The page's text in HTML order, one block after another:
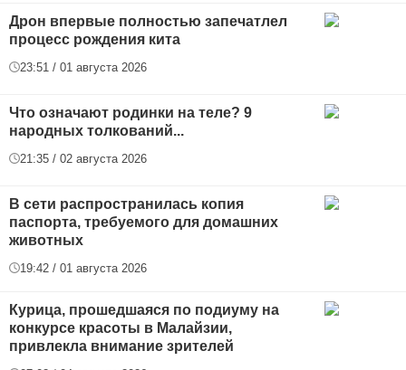
Дрон впервые полностью запечатлел
процесс рождения кита
23:51 / 01 августа 2026
Что означают родинки на теле? 9
народных толкований...
21:35 / 02 августа 2026
В сети распространилась копия
паспорта, требуемого для домашних
животных
19:42 / 01 августа 2026
Курица, прошедшаяся по подиуму на
конкурсе красоты в Малайзии,
привлекла внимание зрителей